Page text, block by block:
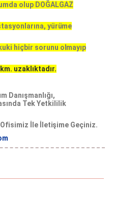
olup DOĞALGAZ
yürüme
hiçbir sorunu olmayıp
uzaklıktadır.
Danışmanlığı,
Tek Yetkililik
İle İletişime Geçiniz.